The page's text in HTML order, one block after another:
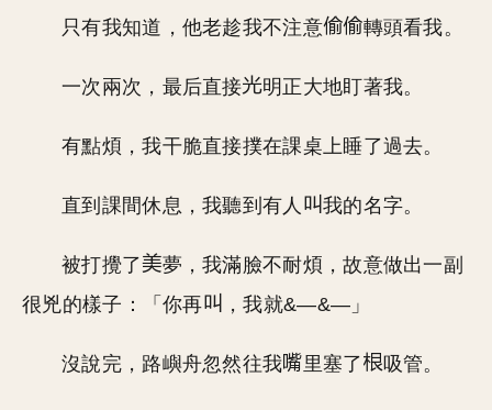
只有我知道，他老趁我不注意 轉頭看我。
一次兩次，最后直接 明正大地盯著我。
有點煩，我干脆直接撲在課桌上睡了過去。
直到課間休息，我聽到有人 我的名字。
被打攪了
夢，我滿臉不耐煩，故意做出一副
很兇的樣子：「你再
，我就&—&—」
沒說完，路嶼舟忽然往我 里塞了 吸管。